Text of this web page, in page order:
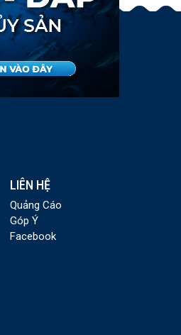
LIÊN HỆ
Quảng Cáo
Góp Ý
Facebook